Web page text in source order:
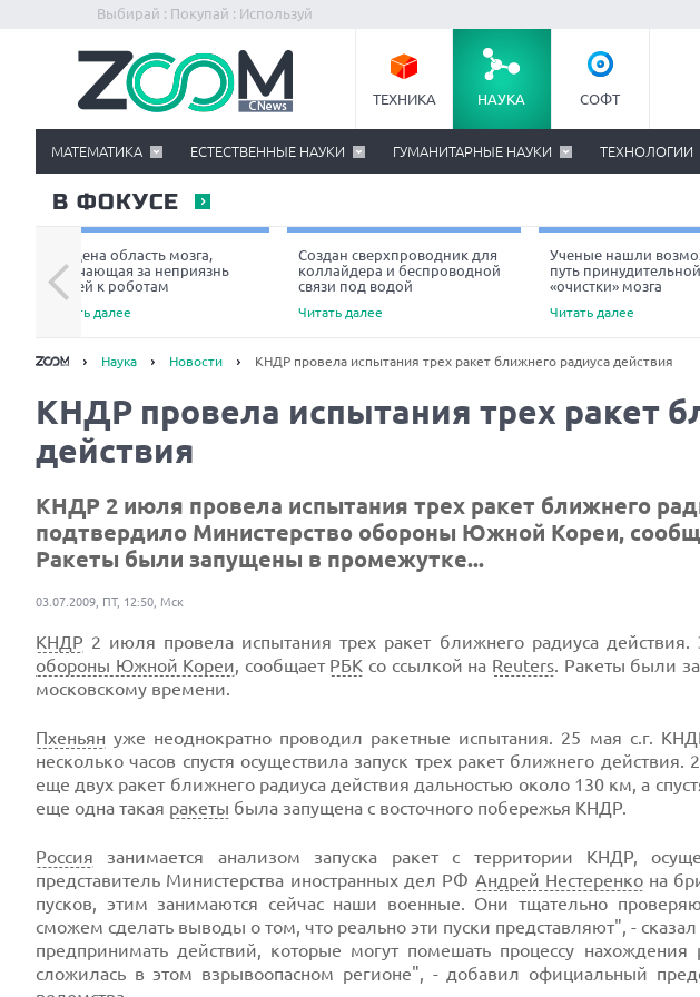
Выбирай : Покупай : Используй
ТЕХНИКА НАУКА СОФТ
МАТЕМАТИКА ЕСТЕСТВЕННЫЕ НАУКИ ГУМАНИТАРНЫЕ НАУКИ ТЕХНОЛОГИИ
В ФОКУСЕ
Найдена область мозга,
отвечающая за неприязнь
людей к роботам
Читать далее
Создан сверхпроводник для
коллайдера и беспроводной
связи под водой
Читать далее
Ученые нашли
путь принудительной
«очистки» мозга
Читать далее
Наука Новости КНДР провела испытания трех ракет ближнего радиуса действия
КНДР провела испытания трех ракет
действия
КНДР 2 июля провела испытания трех ракет ближнего
подтвердило Министерство обороны Южной Кореи,
Ракеты были запущены в промежутке...
03.07.2009, ПТ, 12:50, Мск
КНДР 2 июля провела испытания трех ракет ближнего радиуса
обороны Южной Кореи, сообщает РБК со ссылкой на Reuters. Ракеты были
московскому времени.
Пхеньян уже неоднократно проводил ракетные испытания. 25 мая с.г.
несколько часов спустя осуществила запуск трех ракет ближнего
еще двух ракет ближнего радиуса действия дальностью около 130 км, а
еще одна такая ракеты была запущена с восточного побережья КНДР.
Россия занимается анализом запуска ракет с территории КНДР,
представитель Министерства иностранных дел РФ Андрей Нестеренкона
пусков, этим занимаются сейчас наши военные. Они тщательно
сможем сделать выводы о том, что реально эти пуски представляют", -
предпринимать действий, которые могут помешать процессу нахождения
сложилась в этом взрывоопасном регионе", - добавил официальный